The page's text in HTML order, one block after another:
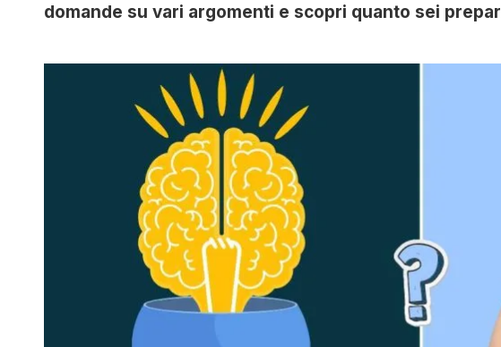
domande su vari argomenti e scopri quanto sei